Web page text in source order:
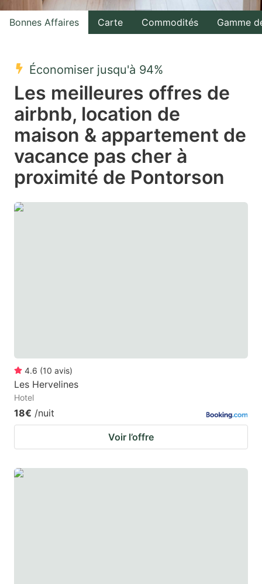
with
the
select
date.
Press
question
mark
key
with
the
select
a
date.
Press
question
mark
key
Bonnes Affaires Carte Commodités Gamme
Économiser jusqu'à 94%
Les meilleures offres de
airbnb, location de
maison & appartement de
vacance pas cher à
proximité de Pontorson
4.6 (10 avis)
Les Hervelines
Hotel
18€ /nuit
Voir l’offre